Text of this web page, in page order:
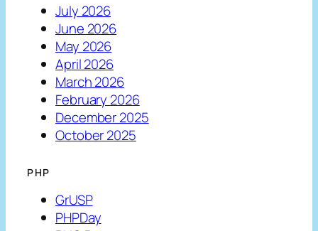
July 2026
June 2026
May 2026
April 2026
March 2026
February 2026
December 2025
October 2025
PHP
GrUSP
PHPDay